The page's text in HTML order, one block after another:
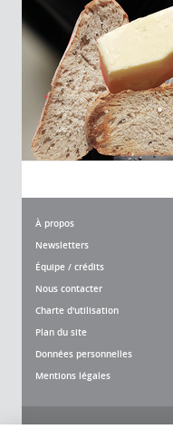
À propos
Newsletters
Équipe / crédits
Nous contacter
Charte d'utilisation
Plan du site
Données personnelles
Mentions légales